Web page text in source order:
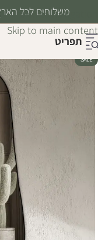
Skip to navigation
Skip to main content
משלוחים לכל הארץ
תפריט
SALE